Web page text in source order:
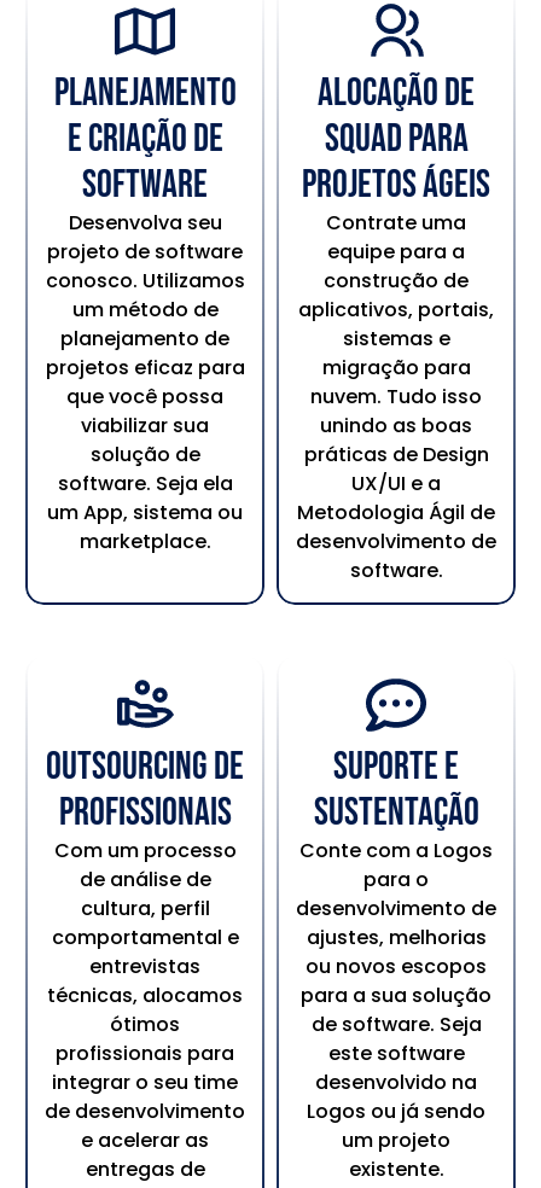
Planejamento
e criação de
software
Desenvolva seu
projeto de software
conosco. Utilizamos
um método de
planejamento de
projetos eficaz para
que você possa
viabilizar sua
solução de
software. Seja ela
um App, sistema ou
marketplace.
Alocação de
Squad para
projetos ágeis
Contrate uma
equipe para a
construção de
aplicativos, portais,
sistemas e
migração para
nuvem. Tudo isso
unindo as boas
práticas de Design
UX/UI e a
Metodologia Ágil de
desenvolvimento de
software.
Outsourcing de
profissionais
Com um processo
de análise de
cultura, perfil
comportamental e
entrevistas
técnicas, alocamos
ótimos
profissionais para
integrar o seu time
de desenvolvimento
e acelerar as
entregas de
Suporte e
sustentação
Conte com a Logos
para o
desenvolvimento de
ajustes, melhorias
ou novos escopos
para a sua solução
de software. Seja
este software
desenvolvido na
Logos ou já sendo
um projeto
existente.